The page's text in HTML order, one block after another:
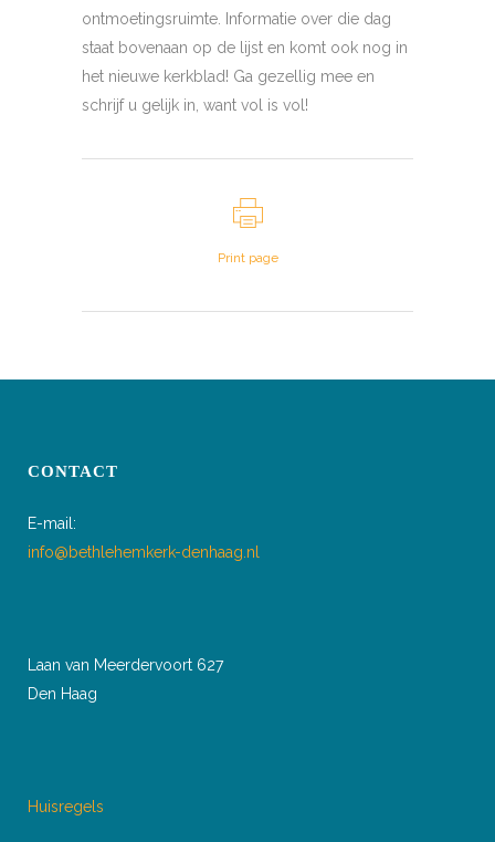
ontmoetingsruimte. Informatie over die dag
staat bovenaan op de lijst en komt ook nog in
het nieuwe kerkblad! Ga gezellig mee en
schrijf u gelijk in, want vol is vol!
Print page
CONTACT
E-mail:
info@bethlehemkerk-denhaag.nl
Laan van Meerdervoort 627
Den Haag
Huisregels